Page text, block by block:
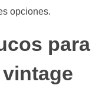
opciones.
para